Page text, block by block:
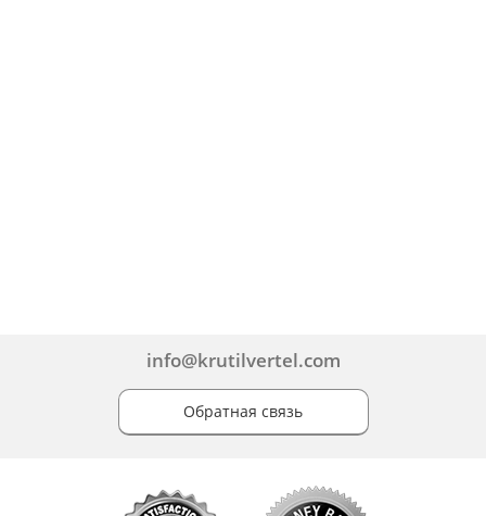
info@krutilvertel.com
Обратная связь